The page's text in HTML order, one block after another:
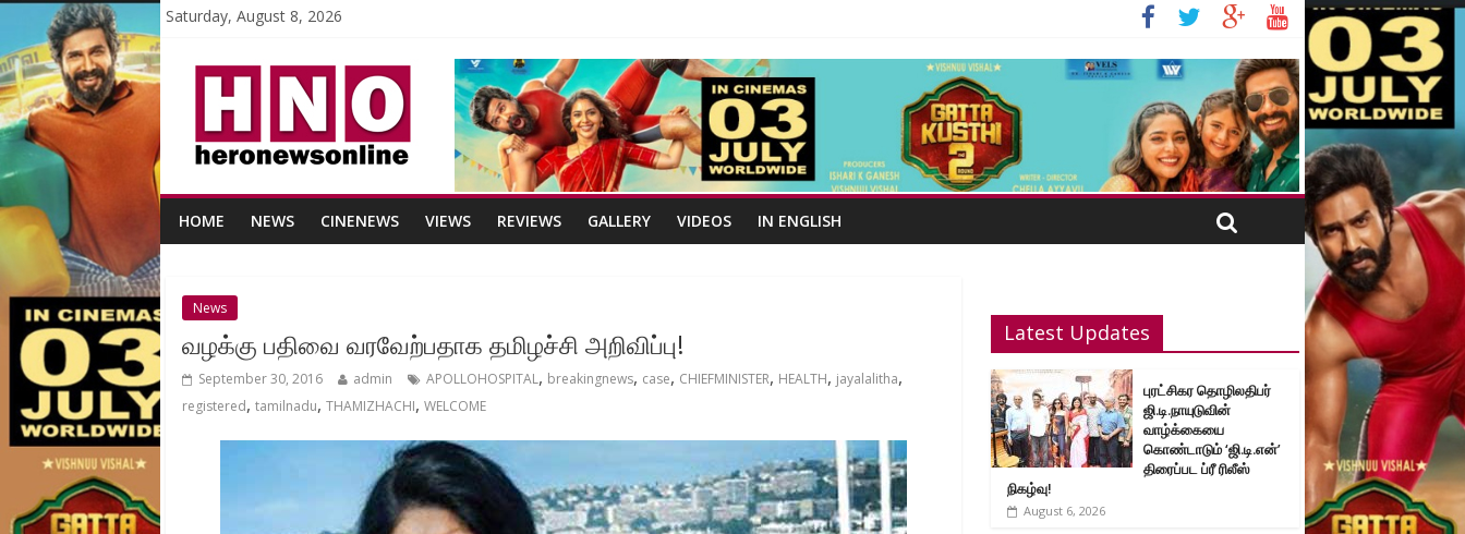
Saturday, August 8, 2026
HOME NEWS CINENEWS VIEWS REVIEWS GALLERY VIDEOS IN ENGLISH
News
வழக்கு பதிவை வரவேற்பதாக தமிழச்சி அறிவிப்பு!
September 30, 2016 admin APOLLOHOSPITAL, breakingnews, case, CHIEFMINISTER, HEALTH, jayalalitha,
registered, tamilnadu, THAMIZHACHI, WELCOME
Latest Updates
புரட்சிகர தொழிலதிபர்
ஜி.டி.நாயுடுவின்
வாழ்க்கையை
கொண்டாடும் ‘ஜி.டி.என்’
திரைப்பட ப்ரீ ரிலீஸ்
நிகழ்வு!
August 6, 2026